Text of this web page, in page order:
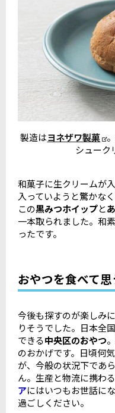
製造はヨネザワ製菓
シューク
和菓子に生クリームが
入っていようと驚かな
この黒みつホイップと
一本取られました。和
ったです。
おやつを食べて思
今後も探すのが楽しみ
りそうでした。日本全
できる中央区のおやつ
のおかげです。日頃何
が、今般の状況下であ
ん。生産と物流に携わ
アにはいつもお世話に
過ごしください。